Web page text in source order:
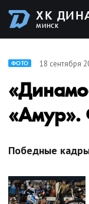
ХК
МИНСК
ФОТО 18 сентября
«Амур».
Победные